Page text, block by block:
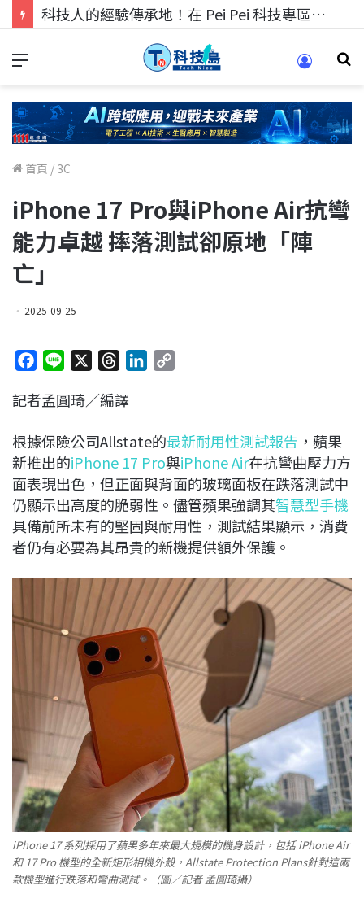
科技人找工作，就到TECH+ 科技專區!
首頁 / 3C
iPhone 17 Pro與iPhone Air抗彎
能力卓越 摔落測試卻原地「陣
亡」
2025-09-25
c
b
o
o
k
n
r
a
d
s
e
d
I
n
L
i
n
k
記者孟圓琦／編譯
根據保險公司Allstate的最新耐用性測試報告 ，蘋果
新推出的iPhone 17 Pro與iPhone Air在抗彎曲壓力方
面表現出色，但正面與背面的玻璃面板在跌落測試中
仍顯示出高度的脆弱性。儘管蘋果強調其智慧型手機
具備前所未有的堅固與耐用性，測試結果顯示，消費
者仍有必要為其昂貴的新機提供額外保護。
iPhone 17 系列採用了蘋果多年來最大規模的機身設計，包括 iPhone Air
和 17 Pro 機型的全新矩形相機外殼，Allstate Protection Plans針對這兩
款機型進行跌落和彎曲測試。（圖／記者 孟圓琦攝）